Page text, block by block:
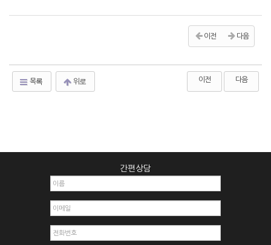
이전 다음
목록 위로 이전 다음
간편상담